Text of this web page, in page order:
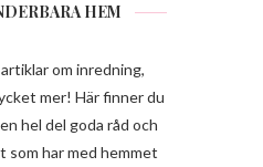
HEM
om inredning,
mer! Här finner du
hel del goda råd och
som har med hemmet